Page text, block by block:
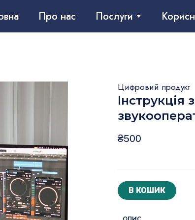
Про нас Послуги
Цифровий продукт
Інструкція
₴500
В КОШИК